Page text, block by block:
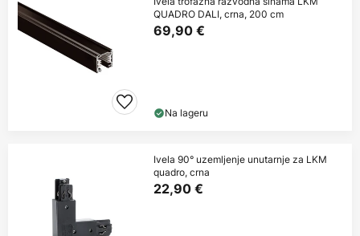
QUADRO DALI, crna, 200 cm
69,90 €
Na lageru
Ivela 90° uzemljenje unutarnje za LKM
quadro, crna
22,90 €